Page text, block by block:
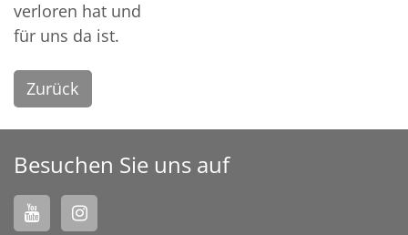
verloren hat und
für uns da ist.
Zurück
Besuchen Sie uns auf